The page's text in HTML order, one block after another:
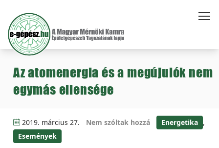
Az atomenergia és a megújulók nem
egymás ellensége
2019. március 27. Nem szóltak hozzá Energetika ,
Események